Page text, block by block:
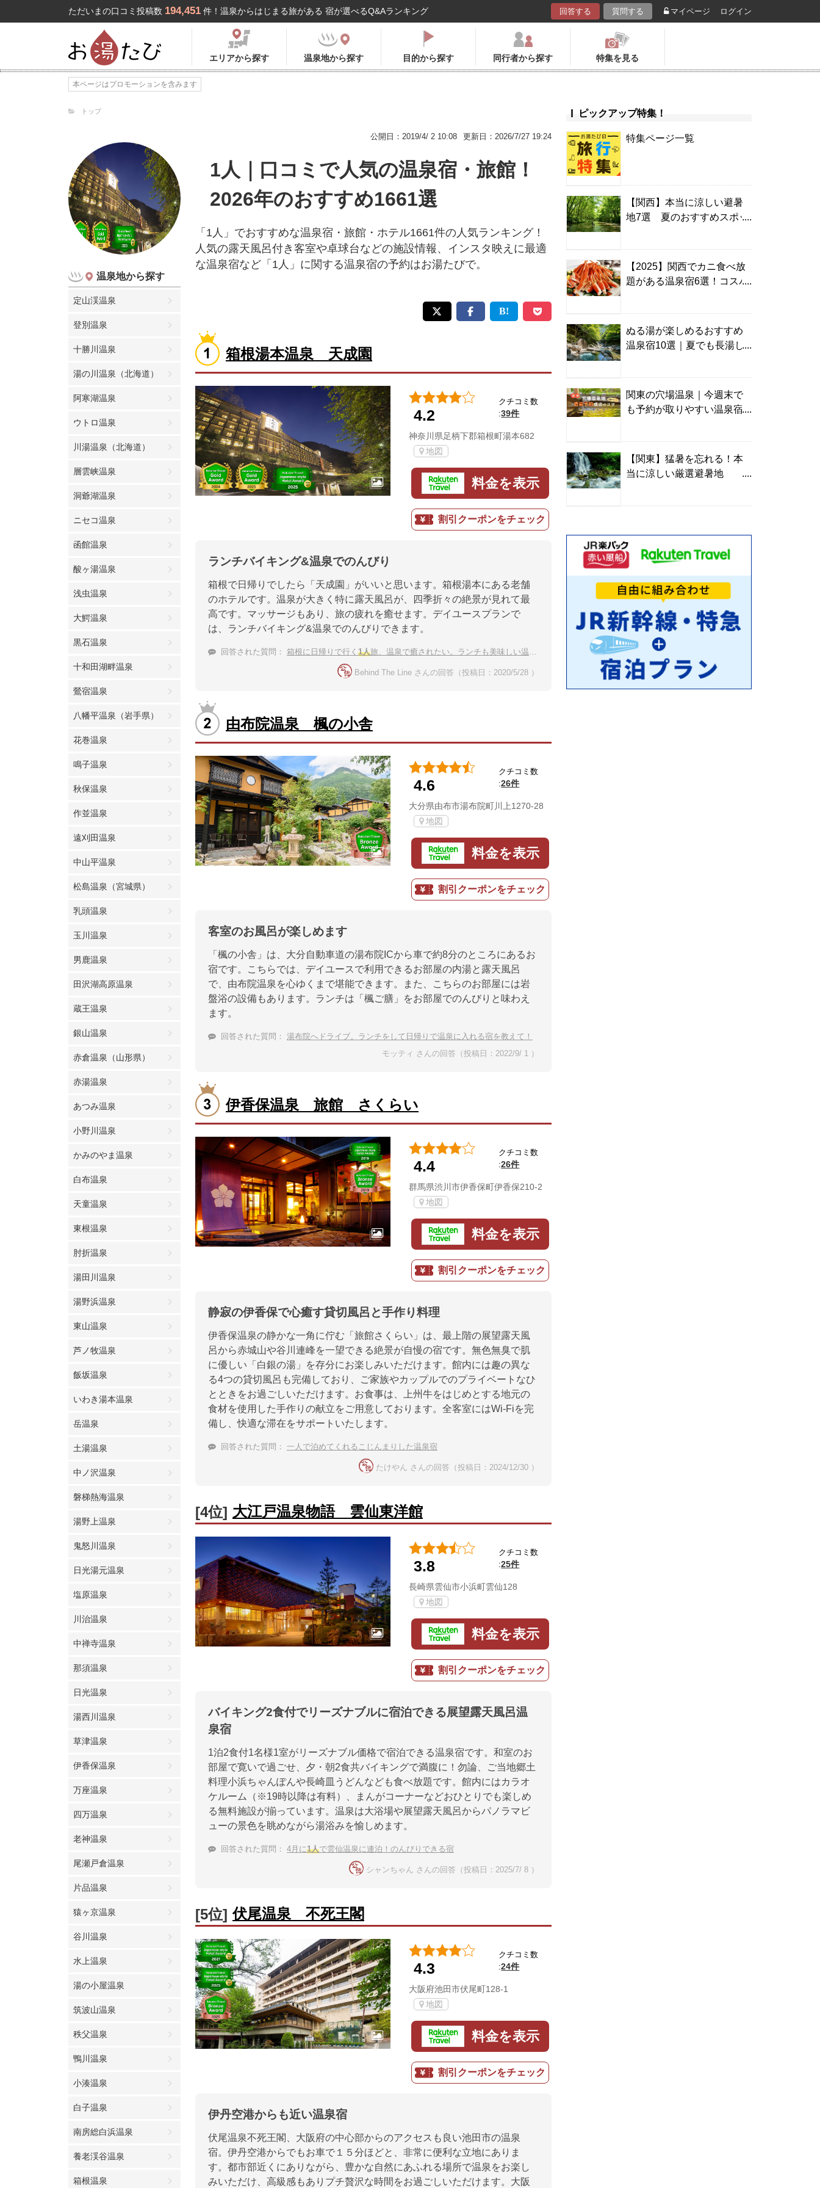
ただいまの口コミ投稿数 194,451 件！温泉からはじまる旅がある 宿が選べるQ&Aランキング 回答する 質問する マイページ ログイン
エリアから探す 温泉地から探す 目的から探す 同行者から探す 特集を見る
本ページはプロモーションを含みます
トップ
公開日：2019/4/ 2 10:08 更新日：2026/7/27 19:24
温泉地から探す
定山渓温泉
登別温泉
十勝川温泉
湯の川温泉（北海道）
阿寒湖温泉
ウトロ温泉
川湯温泉（北海道）
層雲峡温泉
洞爺湖温泉
ニセコ温泉
函館温泉
酸ヶ湯温泉
浅虫温泉
大鰐温泉
黒石温泉
十和田湖畔温泉
鶯宿温泉
八幡平温泉（岩手県）
花巻温泉
鳴子温泉
秋保温泉
作並温泉
遠刈田温泉
中山平温泉
松島温泉（宮城県）
乳頭温泉
玉川温泉
男鹿温泉
田沢湖高原温泉
蔵王温泉
銀山温泉
赤倉温泉（山形県）
赤湯温泉
あつみ温泉
小野川温泉
かみのやま温泉
白布温泉
天童温泉
東根温泉
肘折温泉
湯田川温泉
湯野浜温泉
東山温泉
芦ノ牧温泉
飯坂温泉
いわき湯本温泉
岳温泉
土湯温泉
中ノ沢温泉
磐梯熱海温泉
湯野上温泉
鬼怒川温泉
日光湯元温泉
塩原温泉
川治温泉
中禅寺温泉
那須温泉
日光温泉
湯西川温泉
草津温泉
伊香保温泉
万座温泉
四万温泉
老神温泉
尾瀬戸倉温泉
片品温泉
猿ヶ京温泉
谷川温泉
水上温泉
湯の小屋温泉
筑波山温泉
秩父温泉
鴨川温泉
小湊温泉
白子温泉
南房総白浜温泉
養老渓谷温泉
箱根温泉
1人｜口コミで人気の温泉宿・旅館！
2026年のおすすめ1661選
「1人」でおすすめな温泉宿・旅館・ホテル1661件の人気ランキング！
人気の露天風呂付き客室や卓球台などの施設情報、インスタ映えに最適
な温泉宿など「1人」に関する温泉宿の予約はお湯たびで。
箱根湯本温泉 天成園
4.2
クチコミ数
:39件
神奈川県足柄下郡箱根町湯本682
地図
料金を表示
割引クーポンをチェック
ランチバイキング&温泉でのんびり
箱根で日帰りでしたら「天成園」がいいと思います。箱根湯本にある老舗
のホテルです。温泉が大きく特に露天風呂が、四季折々の絶景が見れて最
高です。マッサージもあり、旅の疲れを癒せます。デイユースプランで
は、ランチバイキング&温泉でのんびりできます。
回答された質問： 箱根に日帰りで行く 1人旅、温泉で癒されたい。ランチも美味しい温泉宿を教えて！
Behind The Line さんの回答（投稿日：2020/5/28 ）
由布院温泉 楓の小舎
4.6
クチコミ数
:26件
大分県由布市湯布院町川上1270-28
地図
料金を表示
割引クーポンをチェック
客室のお風呂が楽しめます
「楓の小舎」は、大分自動車道の湯布院ICから車で約8分のところにあるお
宿です。こちらでは、デイユースで利用できるお部屋の内湯と露天風呂
で、由布院温泉を心ゆくまで堪能できます。また、こちらのお部屋には岩
盤浴の設備もあります。ランチは「楓ご膳」をお部屋でのんびりと味わえ
ます。
回答された質問： 湯布院へドライブ。ランチをして日帰りで温泉に入れる宿を教えて！
モッティ さんの回答（投稿日：2022/9/ 1 ）
伊香保温泉 旅館 さくらい
4.4
クチコミ数
:26件
群馬県渋川市伊香保町伊香保210-2
地図
料金を表示
割引クーポンをチェック
静寂の伊香保で心癒す貸切風呂と手作り料理
伊香保温泉の静かな一角に佇む「旅館さくらい」は、最上階の展望露天風
呂から赤城山や谷川連峰を一望できる絶景が自慢の宿です。無色無臭で肌
に優しい「白銀の湯」を存分にお楽しみいただけます。館内には趣の異な
る4つの貸切風呂も完備しており、ご家族やカップルでのプライベートなひ
とときをお過ごしいただけます。お食事は、上州牛をはじめとする地元の
食材を使用した手作りの献立をご用意しております。全客室にはWi-Fiを完
備し、快適な滞在をサポートいたします。
回答された質問： 一人で泊めてくれるこじんまりした温泉宿
たけやん さんの回答（投稿日：2024/12/30 ）
[4位] 大江戸温泉物語 雲仙東洋館
3.8
クチコミ数
:25件
長崎県雲仙市小浜町雲仙128
地図
料金を表示
割引クーポンをチェック
バイキング2食付でリーズナブルに宿泊できる展望露天風呂温
泉宿
1泊2食付1名様1室がリーズナブル価格で宿泊できる温泉宿です。和室のお
部屋で寛いで過ごせ、夕・朝2食共バイキングで満腹に！勿論、ご当地郷土
料理小浜ちゃんぽんや長崎皿うどんなども食べ放題です。館内にはカラオ
ケルーム（※19時以降は有料）、まんがコーナーなどおひとりでも楽しめ
る無料施設が揃っています。温泉は大浴場や展望露天風呂からパノラマビ
ューの景色を眺めながら湯浴みを愉しめます。
回答された質問： 4月に1人で雲仙温泉に連泊！のんびりできる宿
シャンちゃん さんの回答（投稿日：2025/7/ 8 ）
[5位] 伏尾温泉 不死王閣
4.3
クチコミ数
:24件
大阪府池田市伏尾町128-1
地図
料金を表示
割引クーポンをチェック
伊丹空港からも近い温泉宿
伏尾温泉不死王閣、大阪府の中心部からのアクセスも良い池田市の温泉
宿。伊丹空港からでもお車で１５分ほどと、非常に便利な立地にありま
す。都市部近くにありながら、豊かな自然にあふれる場所で温泉をお楽し
みいただけ、高級感もありプチ贅沢な時間をお過ごしいただけます。大阪
ピックアップ特集！
特集ページ一覧
【関西】本当に涼しい避暑
地7選 夏のおすすめスポッ
【2025】関西でカニ食べ放
題がある温泉宿6選！コスパ
ぬる湯が楽しめるおすすめ
温泉宿10選｜夏でも長湯し
関東の穴場温泉｜今週末で
も予約が取りやすい温泉宿
【関東】猛暑を忘れる！本
当に涼しい厳選避暑地